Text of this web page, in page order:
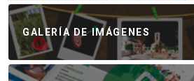
GALERÍA DE IMÁGENES